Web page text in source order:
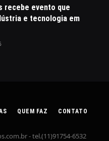
recebe evento que
e tecnologia em
QUEM FAZ CONTATO
- tel.(11)91754-6532